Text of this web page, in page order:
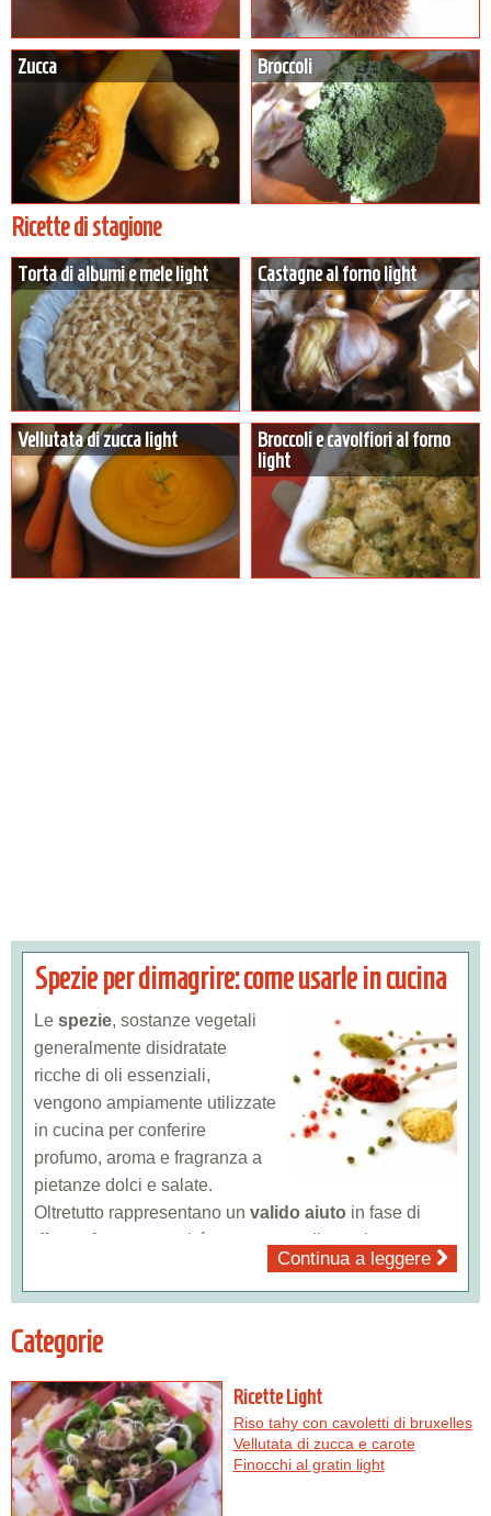
Zucca Broccoli
Ricette di stagione
Torta di albumi e mele light Castagne al forno light
Vellutata di zucca light
Broccoli e cavolfiori al forno
light
Spezie per dimagrire: come usarle in cucina
Le spezie, sostanze vegetali
generalmente disidratate
ricche di oli essenziali,
vengono ampiamente utilizzate
in cucina per conferire
profumo, aroma e fragranza a
pietanze dolci e salate.
Oltretutto rappresentano un valido aiuto in fase di
dimagrimento
perché consentono di seguire un
senza rinunciare al sapore...
Continua a leggere
Categorie
Ricette Light
Riso tahy con cavoletti di bruxelles
Vellutata di zucca e carote
Finocchi al gratin light